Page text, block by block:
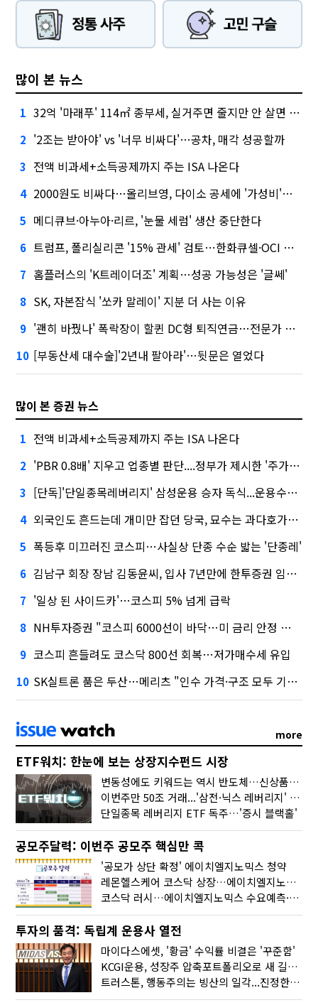
많이 본 뉴스
1 32억 '마래푸' 114㎡ 종부세, 실거주면 줄지만 안 살면 2.5배
2 '2조는 받아야' vs '너무 비싸다'…공차, 매각 성공할까
3 전액 비과세+소득공제까지 주는 ISA 나온다
4 2000원도 비싸다…올리브영, 다이소 공세에 '가성비'로 맞불
5 메디큐브·아누아·리르, '눈물 세럼' 생산 중단한다
6 트럼프, 폴리실리콘 '15% 관세' 검토…한화큐셀·OCI 영향은?
7 홈플러스의 'K트레이더조' 계획…성공 가능성은 '글쎄'
8 SK, 자본잠식 '쏘카 말레이' 지분 더 사는 이유
9 '괜히 바꿨나' 폭락장이 할퀸 DC형 퇴직연금…전문가 조언은
10 [부동산세 대수술]'2년내 팔아라'…뒷문은 열었다
많이 본 증권 뉴스
1 전액 비과세+소득공제까지 주는 ISA 나온다
2 'PBR 0.8배' 지우고 업종별 판단....정부가 제시한 '주가 누르기' 방지법
3 [단독]'단일종목레버리지' 삼성운용 승자 독식...운용수익 미래에셋의 6배
4 외국인도 흔드는데 개미만 잡던 당국, 묘수는 과다호가부담금?
5 폭등후 미끄러진 코스피…사실상 단종 수순 밟는 '단종레'
6 김남구 회장 장남 김동윤씨, 입사 7년만에 한투증권 임원 승진
7 '일상 된 사이드카'…코스피 5% 넘게 급락
8 NH투자증권 "코스피 6000선이 바닥…미 금리 안정 후 추가 회복"
9 코스피 흔들려도 코스닥 800선 회복…저가매수세 유입
10 SK실트론 품은 두산…메리츠 "인수 가격·구조 모두 기대 이상"
more
ETF워치: 한눈에 보는 상장지수펀드 시장
변동성에도 키워드는 역시 반도체…신상품은 우주·방산
이번주만 50조 거래...'삼전·닉스 레버리지' 수익률은 -30%
단일종목 레버리지 ETF 독주…'증시 블랙홀'
공모주달력: 이번주 공모주 핵심만 콕
'공모가 상단 확정' 에이치엘지노믹스 청약
레몬헬스케어 코스닥 상장…에이치엘지노믹스 수요예측
코스닥 러시…에이치엘지노믹스 수요예측·레메디 청약
투자의 품격: 독립계 운용사 열전
마이다스에셋, '황금' 수익률 비결은 '꾸준함'
KCGI운용, 성장주 압축포트폴리오로 새 길을 그리다
트러스톤, 행동주의는 빙산의 일각...진정한 힘은 '주식형 강자'